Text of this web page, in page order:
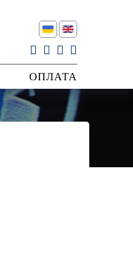
ОПЛАТА